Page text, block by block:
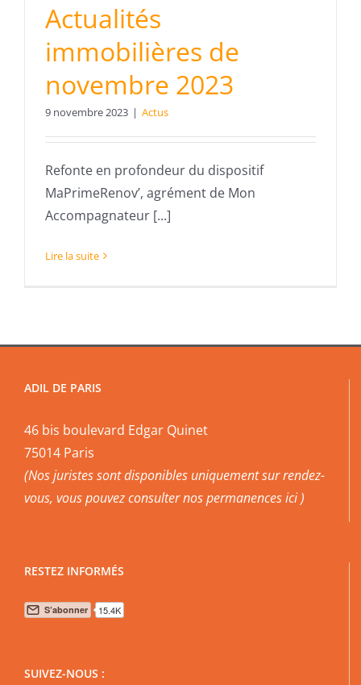
Actualités
immobilières de
novembre 2023
9 novembre 2023 | Actus
Refonte en profondeur du dispositif
MaPrimeRenov’, agrément de Mon
Accompagnateur [...]
Lire la suite
ADIL DE PARIS
46 bis boulevard Edgar Quinet
75014 Paris
(Nos juristes sont disponibles uniquement sur rendez-
vous, vous pouvezconsulter nos permanences ici )
RESTEZ INFORMÉS
SUIVEZ-NOUS :